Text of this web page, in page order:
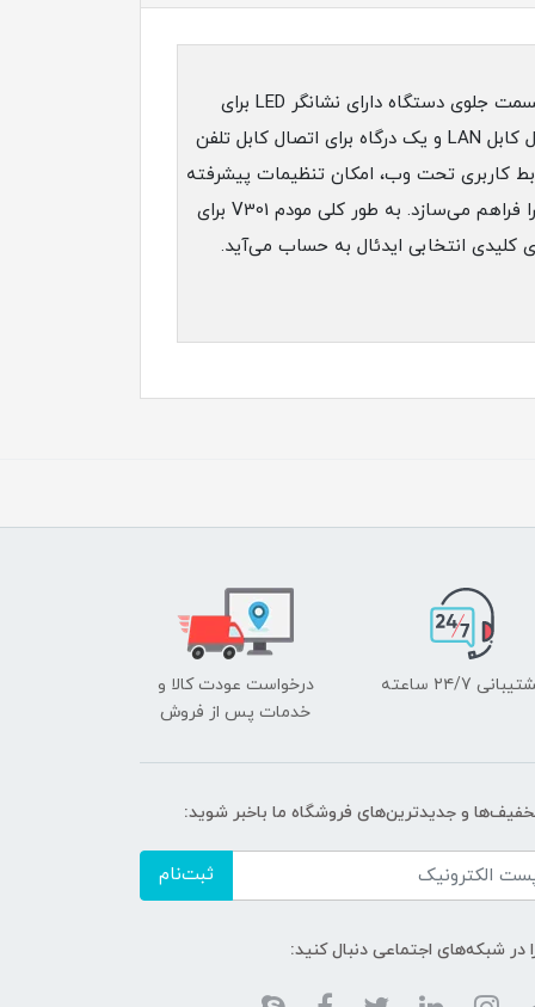
مودم روتر V301 محصولی از شرکت یو.تل است که در ابعاد 13 × 12 × 2.5 سانتی متر تولید و روانه بازار شده است. در قسمت جلوی دستگاه دارای نشانگر LED برای
نمایش وضعیت روشن یا خاموش بودن و اتصال پورت‌های دیگر است. در قسمت پشت این محصول، دو درگاه برای اتصال کابل LAN و یک درگاه برای اتصال کابل تلفن
این مودم از طریق رابط کاربری تحت وب، امکان تنظیمات پیشرفته
مودم و ارتباطی امن را به مشترک می‌دهد و با دارا بودن آنتن داخلی سرعت 300 مگابیت بر ثانیه در ارتباطات بی سیم را فراهم می‌سازد. به طور کلی مودم V301 برای
کلیدی انتخابی ایدئال به حساب می‌آید.
۲۴/7 ساعته
درخواست عودت کالا و
خدمات پس از فروش
و جدیدترین‌های فروشگاه ما باخبر شوید:
ثبت‌نام
در شبکه‌های اجتماعی دنبال کنید: